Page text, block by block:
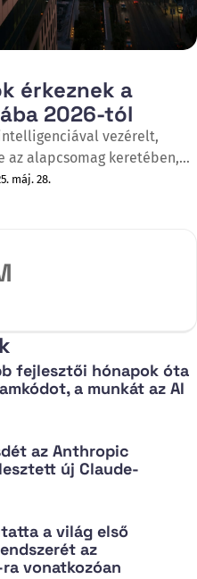
érkeznek a
2026-tól
vezérelt,
alapcsomag keretében,
a tartalmat, hanem
már elkészült, és a
máj. 28.
fejlesztői hónapok óta
a munkát az AI
az Anthropic
új Claude-
a világ első
az
vonatkozóan